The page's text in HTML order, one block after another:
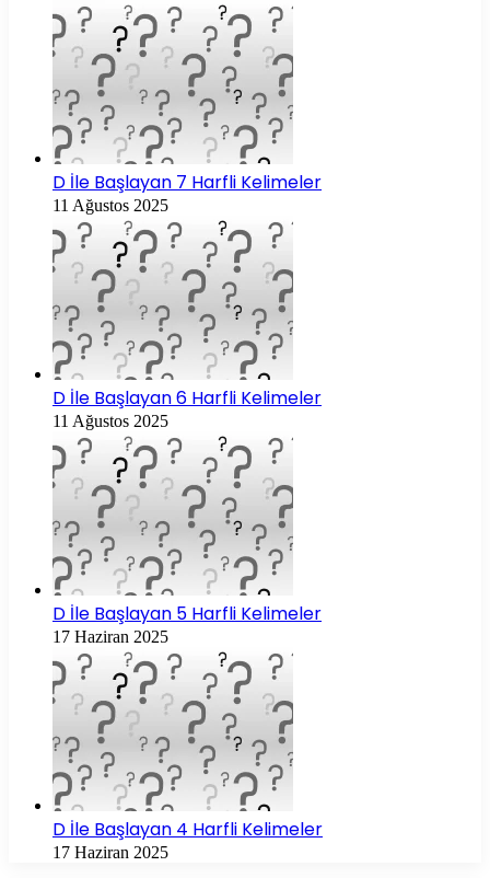
D İle Başlayan 7 Harfli Kelimeler
11 Ağustos 2025
D İle Başlayan 6 Harfli Kelimeler
11 Ağustos 2025
D İle Başlayan 5 Harfli Kelimeler
17 Haziran 2025
D İle Başlayan 4 Harfli Kelimeler
17 Haziran 2025